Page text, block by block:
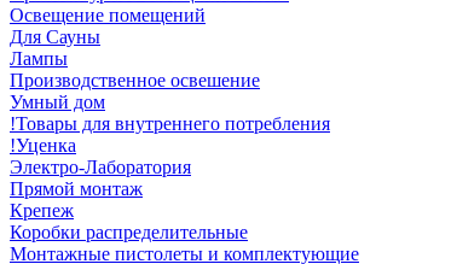
Освещение помещений
Для Сауны
Лампы
Производственное освешение
Умный дом
!Товары для внутреннего потребления
!Уценка
Электро-Лаборатория
Прямой монтаж
Крепеж
Коробки распределительные
Монтажные пистолеты и комплектующие